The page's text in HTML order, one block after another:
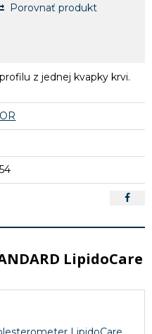
Porovnať produkt
z jednej kvapky krvi.
LipidoCare